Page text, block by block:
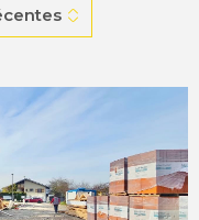
ESTIMER
VENDRE